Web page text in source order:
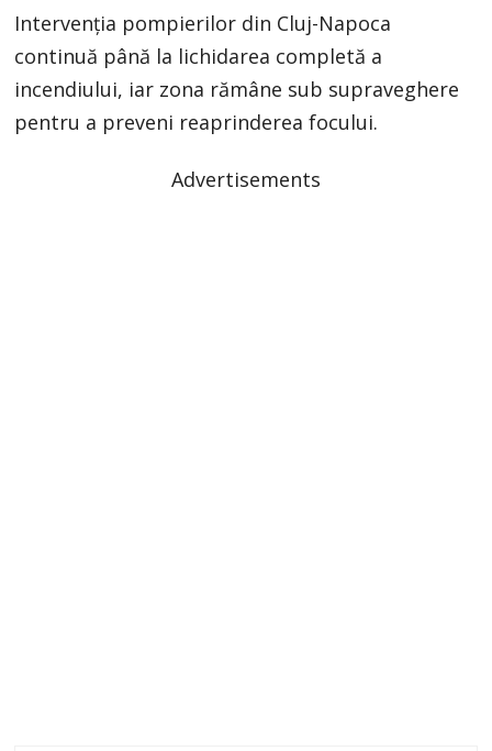
Intervenția pompierilor din Cluj-Napoca
continuă până la lichidarea completă a
incendiului, iar zona rămâne sub supraveghere
pentru a preveni reaprinderea focului.
Advertisements